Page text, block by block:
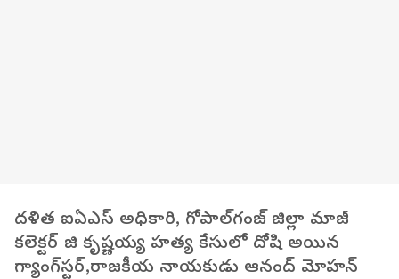
దళిత ఐఏఎస్ అధికారి, గోపాల్‌గంజ్ జిల్లా మాజీ
కలెక్టర్ జి కృష్ణయ్య హత్య కేసులో దోషి అయిన
గ్యాంగ్‌స్టర్‌,రాజకీయ నాయకుడు ఆనంద్ మోహన్